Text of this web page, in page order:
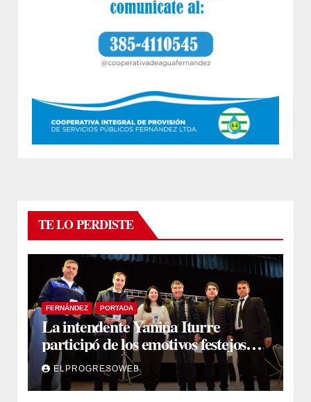
TE LO PERDISTE
FERNÁNDEZ PORTADA
La intendente Yanina Iturre
participó de los emotivos festejos
por el Aniversario del Taekwon-Do
en Fernández
ELPROGRESOWEB